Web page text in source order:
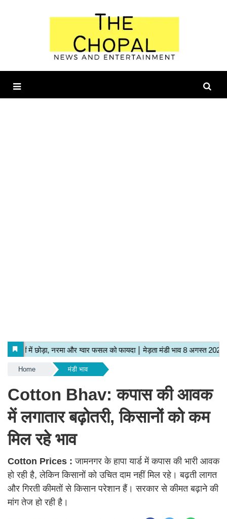
Home मंडी भाव
Cotton Bhav: कपास की आवक
में लगातार बढ़ोतरी, किसानों को कम
मिल रहे भाव
Cotton Prices :जामनगर के हापा यार्ड में कपास की भारी आवक
हो रही है, लेकिन किसानों को उचित दाम नहीं मिल रहे। बढ़ती लागत
और गिरती कीमतों से किसान परेशान हैं। सरकार से कीमत बढ़ाने की
मांग तेज हो रही है।